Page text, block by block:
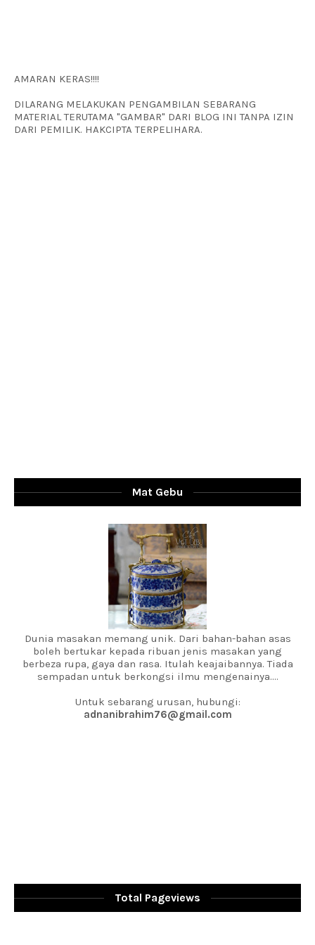
AMARAN KERAS!!!!
DILARANG MELAKUKAN PENGAMBILAN SEBARANG
MATERIAL TERUTAMA "GAMBAR" DARI BLOG INI TANPA IZIN
DARI PEMILIK. HAKCIPTA TERPELIHARA.
Mat Gebu
Dunia masakan memang unik. Dari bahan-bahan asas
boleh bertukar kepada ribuan jenis masakan yang
berbeza rupa, gaya dan rasa. Itulah keajaibannya. Tiada
sempadan untuk berkongsi ilmu mengenainya....
Untuk sebarang urusan, hubungi:
adnanibrahim76@gmail.com
Total Pageviews